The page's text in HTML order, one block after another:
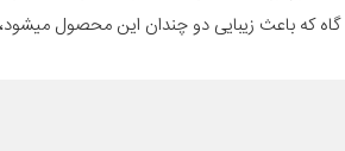
گاه و تکیه گاه که باعث زیبایی دو چندان این